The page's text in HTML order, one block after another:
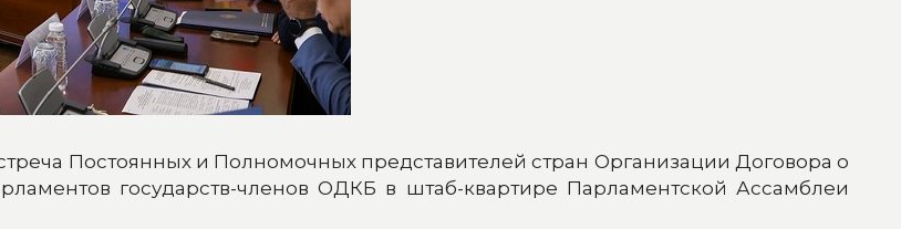
Постоянных и Полномочных представителей стран Организации Договора о
государств-членов ОДКБ в штаб-квартире Парламентской Ассамблеи